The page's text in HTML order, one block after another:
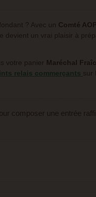
? Avec un Comté
devient un vrai plaisir à
votre panier Maréchal
relais commerçants sur
composer une entrée